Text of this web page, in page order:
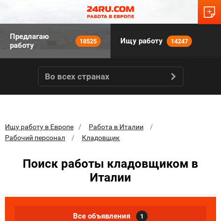
Предлагаю
работу
18525 Ищу работу 14247
Во всех странах
Ищу работу в Европе
Работа в Италии
Рабочий персонал
Кладовщик
Поиск работы кладовщиком в
Италии
Все объявления 1